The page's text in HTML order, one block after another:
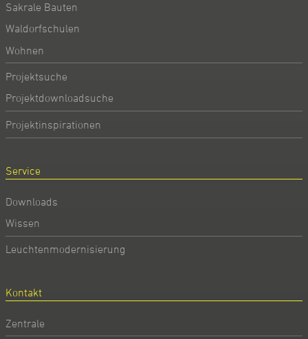
Sakrale Bauten
Waldorfschulen
Wohnen
Projektsuche
Projektdownloadsuche
Projektinspirationen
Service
Downloads
Wissen
Leuchtenmodernisierung
Kontakt
Zentrale